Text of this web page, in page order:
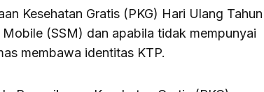
Kesehatan Gratis (PKG) Hari Ulang Tahun
(SSM) dan apabila tidak mempunyai
membawa identitas KTP.